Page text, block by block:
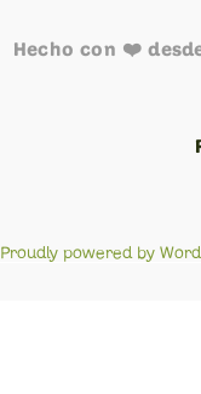
Hecho con ❤️
Proudly powered by